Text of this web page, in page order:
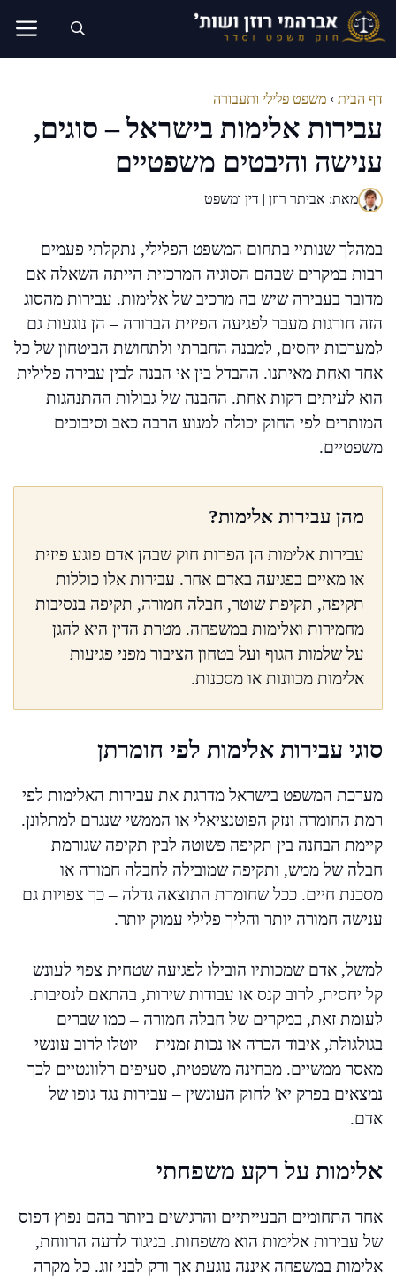
לדלג
לתוכן
דף הבית › משפט פלילי ותעבורה
עבירות אלימות בישראל – סוגים,
ענישה והיבטים משפטיים
מאת: אביתר רוזן | דין ומשפט
במהלך שנותיי בתחום המשפט הפלילי, נתקלתי פעמים
רבות במקרים שבהם הסוגיה המרכזית הייתה השאלה אם
מדובר בעבירה שיש בה מרכיב של אלימות. עבירות מהסוג
הזה חורגות מעבר לפגיעה הפיזית הברורה – הן נוגעות גם
למערכות יחסים, למבנה החברתי ולתחושת הביטחון של כל
אחד ואחת מאיתנו. ההבדל בין אי הבנה לבין עבירה פלילית
הוא לעיתים דקות אחת. ההבנה של גבולות ההתנהגות
המותרים לפי החוק יכולה למנוע הרבה כאב וסיבוכים
משפטיים.
מהן עבירות אלימות?
עבירות אלימות הן הפרות חוק שבהן אדם פוגע פיזית
או מאיים בפגיעה באדם אחר. עבירות אלו כוללות
תקיפה, תקיפת שוטר, חבלה חמורה, תקיפה בנסיבות
מחמירות ואלימות במשפחה. מטרת הדין היא להגן
על שלמות הגוף ועל בטחון הציבור מפני פגיעות
אלימות מכוונות או מסכנות.
סוגי עבירות אלימות לפי חומרתן
מערכת המשפט בישראל מדרגת את עבירות האלימות לפי
רמת החומרה ונזק הפוטנציאלי או הממשי שנגרם למתלונן.
קיימת הבחנה בין תקיפה פשוטה לבין תקיפה שגורמת
חבלה של ממש, ותקיפה שמובילה לחבלה חמורה או
מסכנת חיים. ככל שחומרת התוצאה גדלה – כך צפויות גם
ענישה חמורה יותר והליך פלילי עמוק יותר.
למשל, אדם שמכותיו הובילו לפגיעה שטחית צפוי לעונש
קל יחסית, לרוב קנס או עבודות שירות, בהתאם לנסיבות.
לעומת זאת, במקרים של חבלה חמורה – כמו שברים
בגולגולת, איבוד הכרה או נכות זמנית – יוטלו לרוב עונשי
מאסר ממשיים. מבחינה משפטית, סעיפים רלוונטיים לכך
נמצאים בפרק יא' לחוק העונשין – עבירות נגד גופו של
אדם.
אלימות על רקע משפחתי
אחד התחומים הבעייתיים והרגישים ביותר בהם נפוץ דפוס
של עבירות אלימות הוא משפחות. בניגוד לדעה הרווחת,
אלימות במשפחה איננה נוגעת אך ורק לבני זוג. כל מקרה